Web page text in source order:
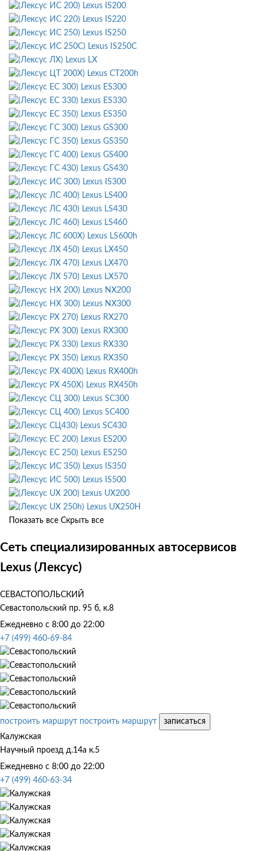
Lexus IS200
Lexus IS220
Lexus IS250
Lexus IS250C
Lexus LX
Lexus CT200h
Lexus ES300
Lexus ES330
Lexus ES350
Lexus GS300
Lexus GS350
Lexus GS400
Lexus GS430
Lexus IS300
Lexus LS400
Lexus LS430
Lexus LS460
Lexus LS600h
Lexus LX450
Lexus LX470
Lexus LX570
Lexus NX200
Lexus NX300
Lexus RX270
Lexus RX300
Lexus RX330
Lexus RX350
Lexus RX400h
Lexus RX450h
Lexus SC300
Lexus SC400
Lexus SC430
Lexus ES200
Lexus ES250
Lexus IS350
Lexus IS500
Lexus UX200
Lexus UX250H
Показать все Скрыть все
Сеть специализированных автосервисов
Lexus (Лексус)
СЕВАСТОПОЛЬСКИЙ
Севастопольский пр. 95 б, к.8
Ежедневно с 8:00 до 22:00
+7 (499) 460-69-84
построить маршрут построить маршрут
записаться
Калужская
Научный проезд д.14а к.5
Ежедневно с 8:00 до 22:00
+7 (499) 460-63-34